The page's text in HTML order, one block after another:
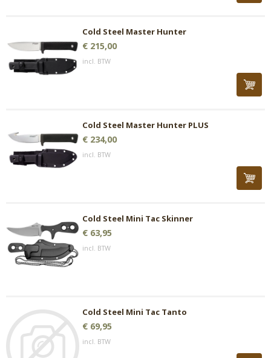
Cold Steel Master Hunter
€ 215,00
incl. BTW
Cold Steel Master Hunter PLUS
€ 234,00
incl. BTW
Cold Steel Mini Tac Skinner
€ 63,95
incl. BTW
Cold Steel Mini Tac Tanto
€ 69,95
incl. BTW